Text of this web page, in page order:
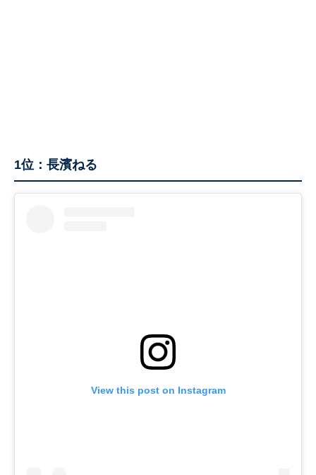
1位：長濱ねる
View this post on Instagram